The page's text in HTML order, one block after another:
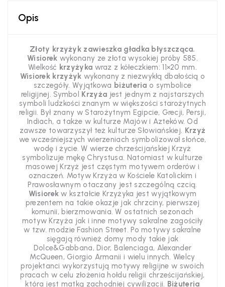
Opis
Złoty krzyżyk zawieszka gładka błyszcząca.
Wisiorek wykonany ze złota wysokiej próby 585.
Wielkość krzyżyka wraz z kółeczkiem: 11×20 mm.
Wisiorek krzyżyk wykonany z niezwykłą dbałością o
szczegóły. Wyjątkowa biżuteria o symbolice
religijnej. Symbol Krzyża jest jednym z najstarszych
symboli ludzkości znanym w większości starożytnych
religii. Był znany w Starożytnym Egipcie, Grecji, Persji,
Indiach, a także w kulturze Majów i Azteków. Od
zawsze towarzyszył też kulturze Słowiańskiej. Krzyż
we wcześniejszych wierzeniach symbolizował słońce,
wodę i życie. W wierze chrześcijańskiej Krzyż
symbolizuje mękę Chrystusa. Natomiast w kulturze
masowej Krzyż jest częstym motywem orderów i
oznaczeń. Motyw Krzyża w Kościele Katolickim i
Prawosławnym otaczany jest szczególną czcią.
Wisiorek w kształcie Krzyżyka jest wyjątkowym
prezentem na takie okazje jak chrzciny, pierwszej
komunii, bierzmowania. W ostatnich sezonach
motyw Krzyża jak i inne motywy sakralne zagościły
w tzw. modzie Fashion Street. Po motywy sakralne
sięgają również domy mody takie jak
Dolce&Gabbana, Dior, Balenciaga, Alexander
McQueen, Giorgio Armanii i wielu innych. Wielcy
projektanci wykorzystują motywy religijne w swoich
pracach w celu złożenia hołdu religii chrześcijańskiej,
która jest matką zachodniej cywilizacji. Biżuteria